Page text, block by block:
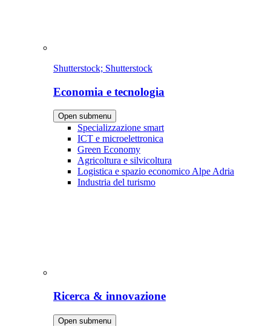
Shutterstock; Shutterstock
Economia e tecnologia
Open submenu
Specializzazione smart
ICT e microelettronica
Green Economy
Agricoltura e silvicoltura
Logistica e spazio economico Alpe Adria
Industria del turismo
Ricerca & innovazione
Open submenu